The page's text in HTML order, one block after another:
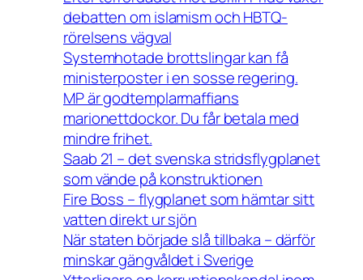
debatten om islamism och HBTQ-
rörelsens vägval
Systemhotade brottslingar kan få
ministerposter i en sosse regering.
MP är godtemplarmaffians
marionettdockor. Du får betala med
mindre frihet.
Saab 21 – det svenska stridsflygplanet
som vände på konstruktionen
Fire Boss – flygplanet som hämtar sitt
vatten direkt ur sjön
När staten började slå tillbaka – därför
minskar gängvåldet i Sverige